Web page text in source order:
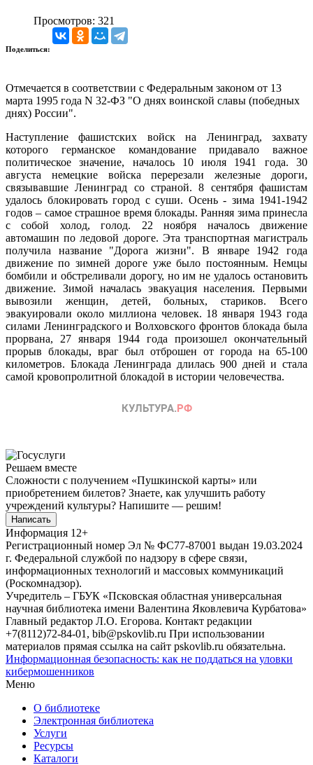
Просмотров: 321
Поделиться:
Отмечается в соответствии с Федеральным законом от 13
марта 1995 года N 32-ФЗ "О днях воинской славы (победных
днях) России".
Наступление фашистских войск на Ленинград, захвату
которого германское командование придавало важное
политическое значение, началось 10 июля 1941 года. 30
августа немецкие войска перерезали железные дороги,
связывавшие Ленинград со страной. 8 сентября фашистам
удалось блокировать город с суши. Осень - зима 1941-1942
годов – самое страшное время блокады. Ранняя зима принесла
с собой холод, голод. 22 ноября началось движение
автомашин по ледовой дороге. Эта транспортная магистраль
получила название "Дорога жизни". В январе 1942 года
движение по зимней дороге уже было постоянным. Немцы
бомбили и обстреливали дорогу, но им не удалось остановить
движение. Зимой началась эвакуация населения. Первыми
вывозили женщин, детей, больных, стариков. Всего
эвакуировали около миллиона человек. 18 января 1943 года
силами Ленинградского и Волховского фронтов блокада была
прорвана, 27 января 1944 года произошел окончательный
прорыв блокады, враг был отброшен от города на 65-100
километров. Блокада Ленинграда длилась 900 дней и стала
самой кровопролитной блокадой в истории человечества.
Решаем вместе
Сложности с получением «Пушкинской карты» или
приобретением билетов? Знаете, как улучшить работу
учреждений культуры? Напишите — решим!
Написать
Информация 12+
Регистрационный номер Эл № ФС77-87001 выдан 19.03.2024
г. Федеральной службой по надзору в сфере связи,
информационных технологий и массовых коммуникаций
(Роскомнадзор).
Учредитель – ГБУК «Псковская областная универсальная
научная библиотека имени Валентина Яковлевича Курбатова»
Главный редактор Л.О. Егорова. Контакт редакции
+7(8112)72-84-01, bib@pskovlib.ru При использовании
материалов прямая ссылка на сайт pskovlib.ru обязательна.
Информационная безопасность: как не поддаться на уловки
кибермошенников
Меню
О библиотеке
Электронная библиотека
Услуги
Ресурсы
Каталоги